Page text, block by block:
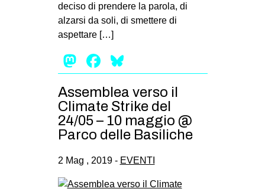
deciso di prendere la parola, di
alzarsi da soli, di smettere di
aspettare […]
Mastodon
Facebook
Assemblea verso il
Climate Strike del
24/05 – 10 maggio @
Parco delle Basiliche
2 Mag , 2019 - EVENTI